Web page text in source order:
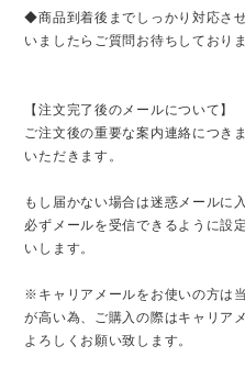
◆商品到着後までしっかり対応さ
いましたらご質問お待ちしており
【注文完了後のメールについて】
ご注文後の重要な案内連絡につき
いただきます。
もし届かない場合は迷惑メールに
必ずメールを受信できるように設
いします。
※キャリアメールをお使いの方は
が高い為、ご購入の際はキャリア
よろしくお願い致します。